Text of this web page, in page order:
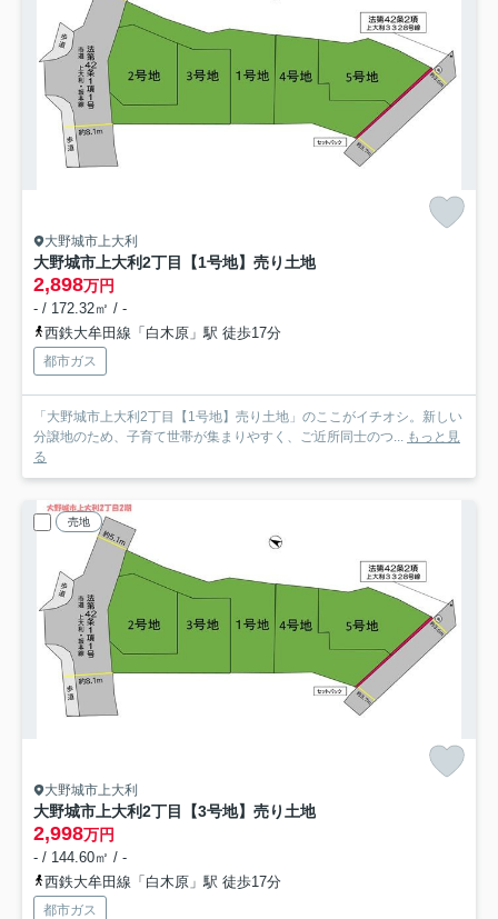
大野城市上大利
大野城市上大利2丁目【1号地】売り土地
2,898万円
- / 172.32㎡ / -
西鉄大牟田線「白木原」駅 徒歩17分
都市ガス
「大野城市上大利2丁目【1号地】売り土地」のここがイチオシ。新しい
分譲地のため、子育て世帯が集まりやすく、ご近所同士のつ... もっと見
る
売地
大野城市上大利
大野城市上大利2丁目【3号地】売り土地
2,998万円
- / 144.60㎡ / -
西鉄大牟田線「白木原」駅 徒歩17分
都市ガス